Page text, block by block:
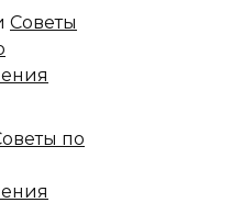
Советы
по